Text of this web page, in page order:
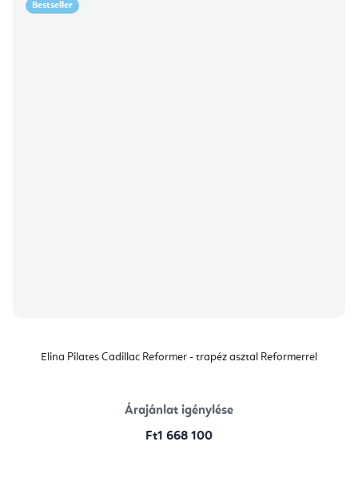
Bestseller
Elina Pilates Cadillac Reformer - trapéz asztal Reformerrel
Árajánlat igénylése
Ft1 668 100